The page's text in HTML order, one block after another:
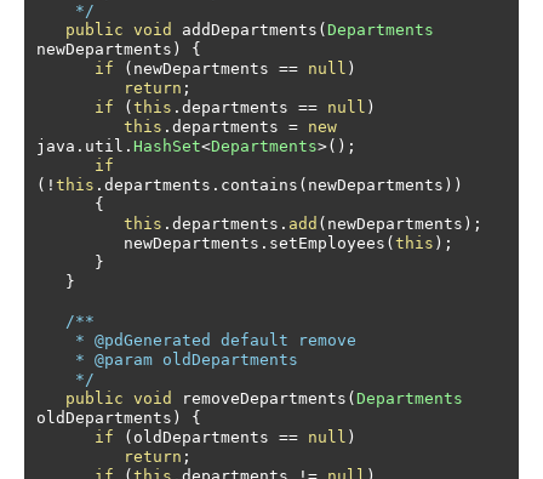
    */
public void addDepartments ( Departments
newDepartments )
{
if
( newDepartments == null )
return ;
if
( this . departments == null )
this . departments = new
java . util . HashSet<Departments>();
if
(! this . departments . contains ( newDepartments ))
{
this . departments . add ( newDepartments );
         newDepartments
. setEmployees ( this );
}
}
/**
    */
public void removeDepartments ( Departments
oldDepartments )
{
if
( oldDepartments == null )
return ;